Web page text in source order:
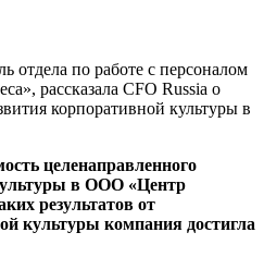
отдела по работе с персоналом
рассказала CFO Russia о
корпоративной культуры в
целенаправленного
в ООО «Центр
результатов от
культуры компания достигла